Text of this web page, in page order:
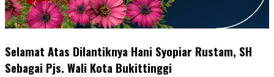
Selamat Atas Dilantiknya Hani Syopiar Rustam, SH
Sebagai Pjs. Wali Kota Bukittinggi